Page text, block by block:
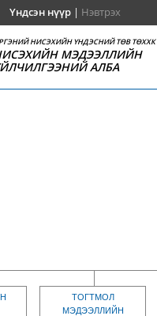
Үндсэн нүүр| Нэвтрэх
НИСЭХИЙН ҮНДЭСНИЙ ТӨВ ТӨХХК
МЭДЭЭЛЛИЙН
АЛБА
ТОГТМОЛ
МЭДЭЭЛЛИЙН